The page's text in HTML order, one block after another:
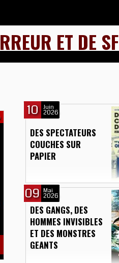
ET DE SF
DES SPECTATEURS
COUCHES SUR
PAPIER
10 Juin
2026
DES GANGS, DES
HOMMES INVISIBLES
ET DES MONSTRES
GEANTS
09 Mai
2026